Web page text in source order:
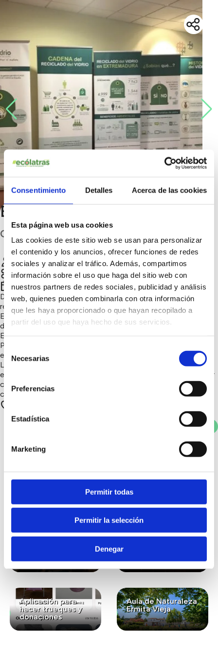
Consentimiento Detalles Acerca de las cookies
Esta página web usa cookies
Las cookies de este sitio web se usan para personalizar
el contenido y los anuncios, ofrecer funciones de redes
sociales y analizar el tráfico. Además, compartimos
información sobre el uso que haga del sitio web con
nuestros partners de redes sociales, publicidad y análisis
web, quienes pueden combinarla con otra información
que les haya proporcionado o que hayan recopilado a
partir del uso que haya hecho de sus servicios.
Selección
de Necesarias
Preferencias
Estadística
Marketing
Permitir todas
Permitir la selección
Denegar
Exposición de Ecovidrio
Cáceres
CI Tajo Internacional Chatear
4º trimestre 2018
Votar
Dar a conocer la importancia para el medio ambiente de
reciclar correctamente el vidrio.
Exposición de ecovidrio en el Centro de Interpretación,
donde los visitantes pueden aprender mucho sobre el vidrio.
En horario del Centro de Interpretación, los visitantes del
Parque Natural, pueden disfrutar de esta exposición, donde
explica:
La historia del vidrio, la cadena del reciclado, como funciona
en Extremadura. Y algunos datos y consejos de como reciclar
correctamente el vidrio, sin confundirlo con otros materiales
como el cristal o la porcelana.
También te puede
interesar...
Lavanda ecológica
Gastronomía
Aplicación para
hacer trueques y
donaciones
Aula de Naturaleza
Ermita Vieja